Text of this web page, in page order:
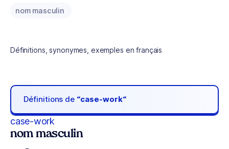
nom masculin
Définitions, synonymes, exemples en français
Définitions de “case-work“
case-work
nom masculin